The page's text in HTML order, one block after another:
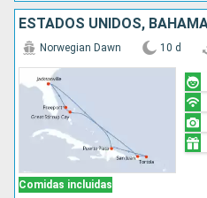
Comidas incluidas
Norwegian Dawn 10 d